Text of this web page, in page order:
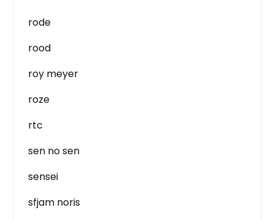
rode
rood
roy meyer
roze
rtc
sen no sen
sensei
sfjam noris